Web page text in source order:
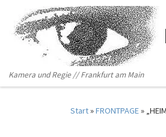
Zum Inhalt springen
Kamera und Regie // Frankfurt am Main
Start»FRONTPAGE»